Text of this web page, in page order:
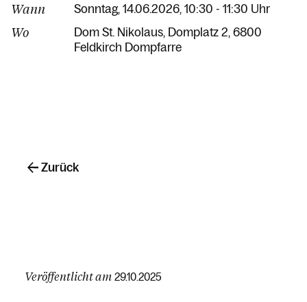
Wann Sonntag, 14.06.2026, 10:30 - 11:30 Uhr
Wo Dom St. Nikolaus Domplatz 2 6800
Feldkirch Dompfarre
Veröffentlicht am 29.10.2025
Zurück